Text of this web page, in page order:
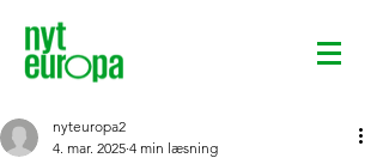
nyteuropa2
4. mar. 2025 4 min læsning